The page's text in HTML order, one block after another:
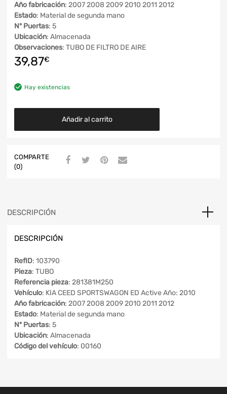
Año fabricación: 2007 2008 2009 2010 2011 2012
Estado: Material de segunda mano
Nº Puertas: 5
Ubicación: Almacenada
Observaciones: TUBO DE FILTRO DE AIRE
39,87€
Hay existencias
Añadir al carrito
COMPARTE
(0)
DESCRIPCIÓN
DESCRIPCIÓN
RefID: 103790
Pieza: TUBO
Referencia pieza: 281381M250
Vehículo: KIA CEED SPORTSWAGON ED Active Año: 2010
Año fabricación: 2007 2008 2009 2010 2011 2012
Estado: Material de segunda mano
Nº Puertas: 5
Ubicación: Almacenada
Código del vehículo: 00160